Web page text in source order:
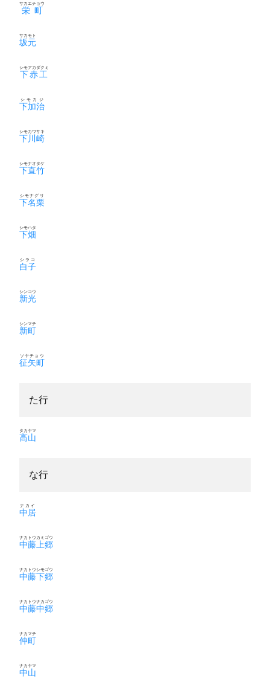
栄町
サカエチョウ
坂元
サカモト
下赤工
シモアカダクミ
下加治
シモカジ
下川崎
シモカワサキ
下直竹
シモナオタケ
下名栗
シモナグリ
下畑
シモハタ
白子
シラコ
新光
シンコウ
新町
シンマチ
征矢町
ソヤチョウ
た行
高山
タカヤマ
な行
中居
ナカイ
中藤上郷
ナカトウカミゴウ
中藤下郷
ナカトウシモゴウ
中藤中郷
ナカトウナカゴウ
仲町
ナカマチ
中山
ナカヤマ